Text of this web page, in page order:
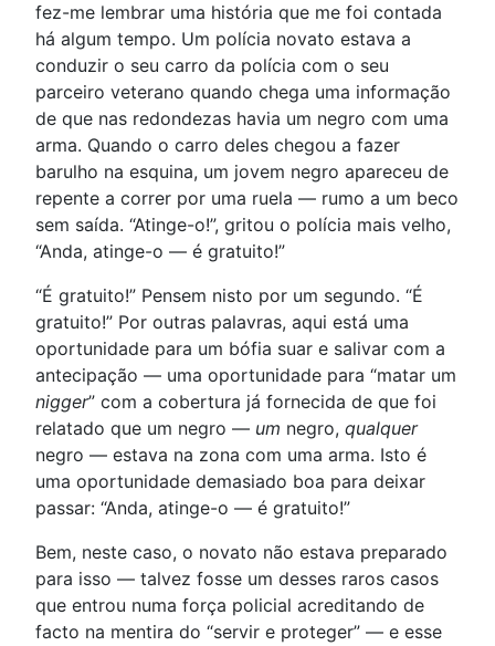
fez-me lembrar uma história que me foi contada
há algum tempo. Um polícia novato estava a
conduzir o seu carro da polícia com o seu
parceiro veterano quando chega uma informação
de que nas redondezas havia um negro com uma
arma. Quando o carro deles chegou a fazer
barulho na esquina, um jovem negro apareceu de
repente a correr por uma ruela — rumo a um beco
sem saída. “Atinge-o!”, gritou o polícia mais velho,
“Anda, atinge-o — é gratuito!”
“É gratuito!” Pensem nisto por um segundo. “É
gratuito!” Por outras palavras, aqui está uma
oportunidade para um bófia suar e salivar com a
antecipação — uma oportunidade para “matar um
nigger” com a cobertura já fornecida de que foi
relatado que um negro — um negro, qualquer
negro — estava na zona com uma arma. Isto é
uma oportunidade demasiado boa para deixar
passar: “Anda, atinge-o — é gratuito!”
Bem, neste caso, o novato não estava preparado
para isso — talvez fosse um desses raros casos
que entrou numa força policial acreditando de
facto na mentira do “servir e proteger” — e esse